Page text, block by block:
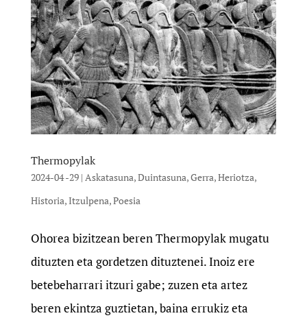
Thermopylak
2024-04 -29| Askatasuna,Duintasuna,Gerra,Heriotza,
Historia,Itzulpena,Poesia
Ohorea bizitzean beren Thermopylak mugatu
dituzten eta gordetzen dituztenei. Inoiz ere
betebeharrari itzuri gabe; zuzen eta artez
beren ekintza guztietan, baina errukiz eta